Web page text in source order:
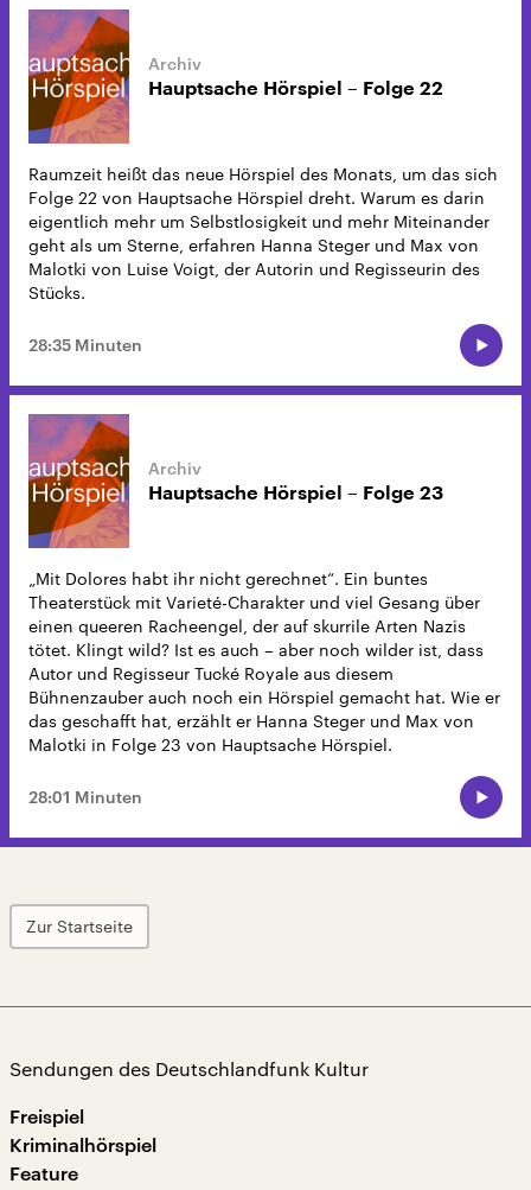
Hauptsache Hörspiel – Folge 22
Raumzeit heißt das neue Hörspiel des Monats, um das sich
Folge 22 von Hauptsache Hörspiel dreht. Warum es darin
eigentlich mehr um Selbstlosigkeit und mehr Miteinander
geht als um Sterne, erfahren Hanna Steger und Max von
Malotki von Luise Voigt, der Autorin und Regisseurin des
Stücks.
28:35 Minuten
Hauptsache Hörspiel – Folge 23
„Mit Dolores habt ihr nicht gerechnet“. Ein buntes
Theaterstück mit Varieté-Charakter und viel Gesang über
einen queeren Racheengel, der auf skurrile Arten Nazis
tötet. Klingt wild? Ist es auch – aber noch wilder ist, dass
Autor und Regisseur Tucké Royale aus diesem
Bühnenzauber auch noch ein Hörspiel gemacht hat. Wie er
das geschafft hat, erzählt er Hanna Steger und Max von
Malotki in Folge 23 von Hauptsache Hörspiel.
28:01 Minuten
Zur Startseite
Sendungen des Deutschlandfunk Kultur
Freispiel
Kriminalhörspiel
Feature